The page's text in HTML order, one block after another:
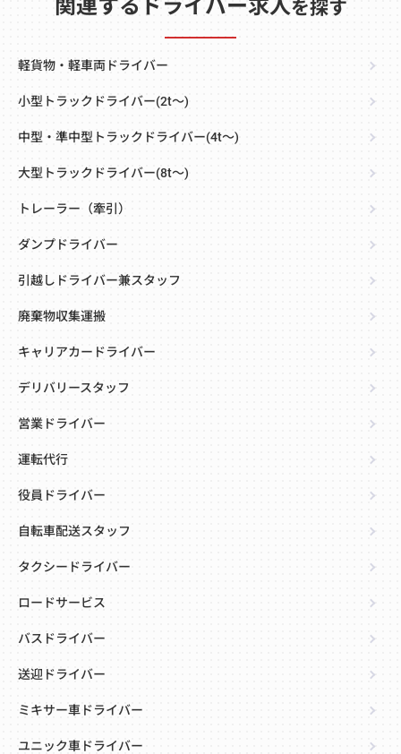
関連するドライバー求人を探す
軽貨物・軽車両ドライバー
小型トラックドライバー(2t～)
中型・準中型トラックドライバー(4t～)
大型トラックドライバー(8t～)
トレーラー（牽引）
ダンプドライバー
引越しドライバー兼スタッフ
廃棄物収集運搬
キャリアカードライバー
デリバリースタッフ
営業ドライバー
運転代行
役員ドライバー
自転車配送スタッフ
タクシードライバー
ロードサービス
バスドライバー
送迎ドライバー
ミキサー車ドライバー
ユニック車ドライバー